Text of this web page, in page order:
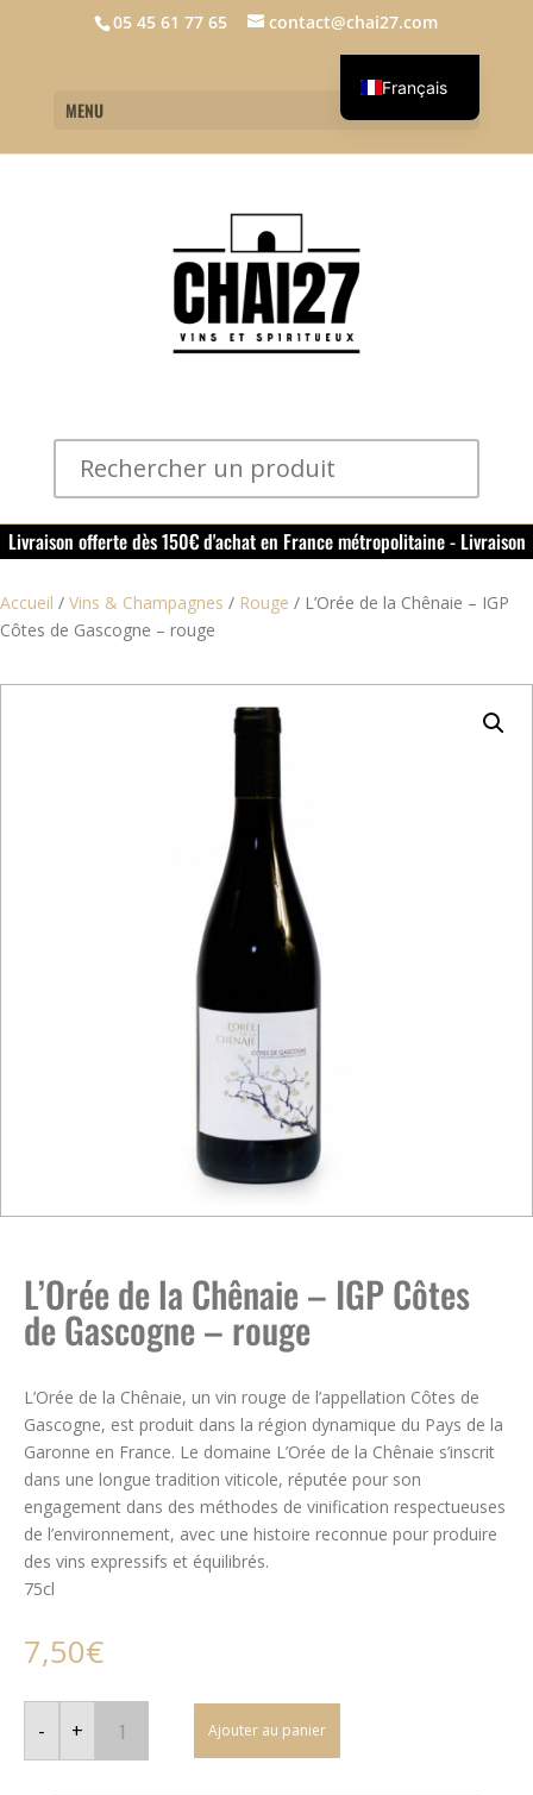
05 45 61 77 65 contact@chai27.com
MENU
Livraison offerte dès 150€ d'achat en France métropolitaine - Livraison
offerte dans le rouillacais (16) dès 50€ d'achat
Accueil / Vins & Champagnes / Rouge / L’Orée de la Chênaie – IGP
Côtes de Gascogne – rouge
L’Orée de la Chênaie – IGP Côtes
de Gascogne – rouge
L’Orée de la Chênaie, un vin rouge de l’appellation Côtes de
Gascogne, est produit dans la région dynamique du Pays de la
Garonne en France. Le domaine L’Orée de la Chênaie s’inscrit
dans une longue tradition viticole, réputée pour son
engagement dans des méthodes de vinification respectueuses
de l’environnement, avec une histoire reconnue pour produire
des vins expressifs et équilibrés.
75cl
7,50€
-
quantité
L'Orée
de
+ Ajouter au panier
Français
English